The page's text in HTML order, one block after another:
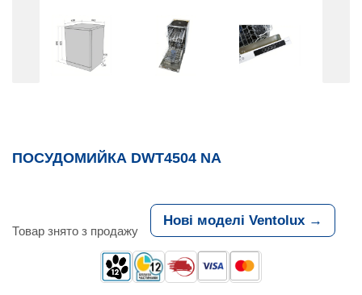
ПОСУДОМИЙКА DWT4504 NA
Товар знято з продажу
Нові моделі Ventolux →